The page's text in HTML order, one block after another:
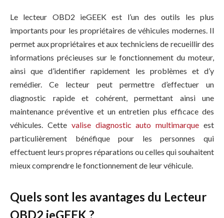
Le lecteur OBD2 ieGEEK est l’un des outils les plus
importants pour les propriétaires de véhicules modernes. Il
permet aux propriétaires et aux techniciens de recueillir des
informations précieuses sur le fonctionnement du moteur,
ainsi que d’identifier rapidement les problèmes et d’y
remédier. Ce lecteur peut permettre d’effectuer un
diagnostic rapide et cohérent, permettant ainsi une
maintenance préventive et un entretien plus efficace des
véhicules. Cette valise diagnostic auto multimarque est
particulièrement bénéfique pour les personnes qui
effectuent leurs propres réparations ou celles qui souhaitent
mieux comprendre le fonctionnement de leur véhicule.
Quels sont les avantages du Lecteur
OBD2 ieGEEK ?